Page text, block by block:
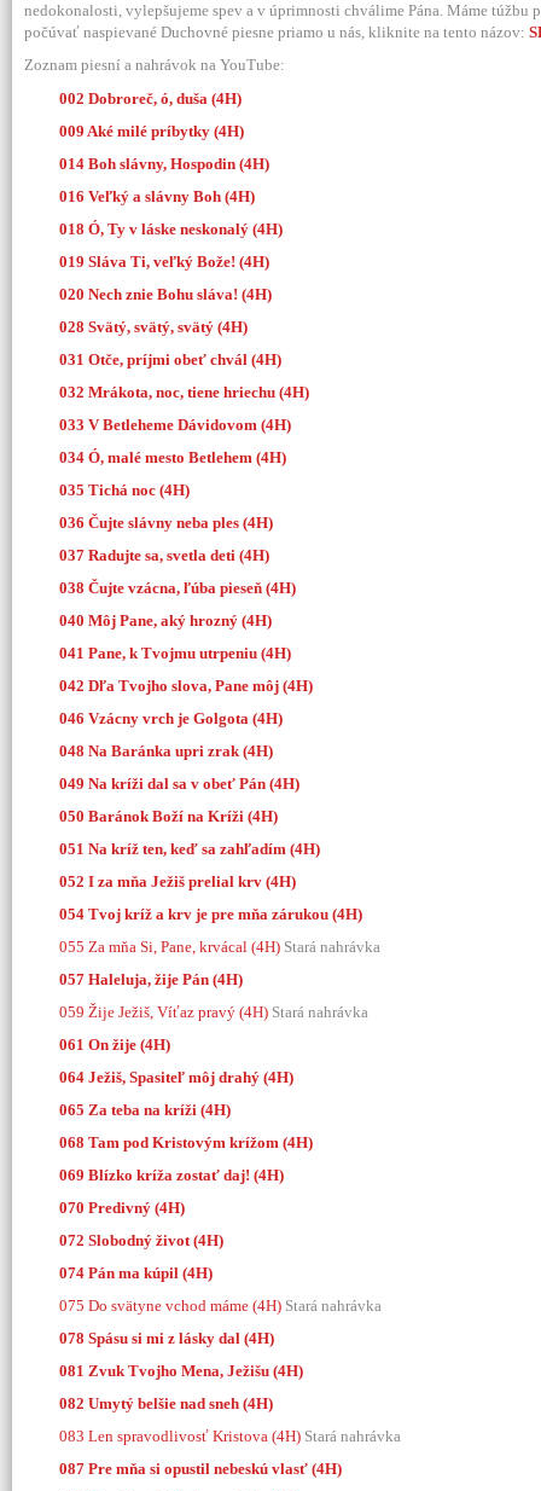
nedokonalosti, vylepšujeme spev a v úprimnosti chválime Pána. Máme
počúvať naspievané Duchovné piesne priamo u nás, kliknite na tento názov:
Zoznam piesní a nahrávok na YouTube:
002 Dobroreč, ó, duša (4H)
009 Aké milé príbytky (4H)
014 Boh slávny, Hospodin (4H)
016 Veľký a slávny Boh (4H)
018 Ó, Ty v láske neskonalý (4H)
019 Sláva Ti, veľký Bože! (4H)
020 Nech znie Bohu sláva! (4H)
028 Svätý, svätý, svätý (4H)
031 Otče, príjmi obeť chvál (4H)
032 Mrákota, noc, tiene hriechu (4H)
033 V Betleheme Dávidovom (4H)
034 Ó, malé mesto Betlehem (4H)
035 Tichá noc (4H)
036 Čujte slávny neba ples (4H)
037 Radujte sa, svetla deti (4H)
038 Čujte vzácna, ľúba pieseň (4H)
040 Môj Pane, aký hrozný (4H)
041 Pane, k Tvojmu utrpeniu (4H)
042 Dľa Tvojho slova, Pane môj (4H)
046 Vzácny vrch je Golgota (4H)
048 Na Baránka upri zrak (4H)
049 Na kríži dal sa v obeť Pán (4H)
050 Baránok Boží na Kríži (4H)
051 Na kríž ten, keď sa zahľadím (4H)
052 I za mňa Ježiš prelial krv (4H)
054 Tvoj kríž a krv je pre mňa zárukou (4H)
055 Za mňa Si, Pane, krvácal (4H) Stará nahrávka
057 Haleluja, žije Pán (4H)
059 Žije Ježiš, Víťaz pravý (4H) Stará nahrávka
061 On žije (4H)
064 Ježiš, Spasiteľ môj drahý (4H)
065 Za teba na kríži (4H)
068 Tam pod Kristovým krížom (4H)
069 Blízko kríža zostať daj! (4H)
070 Predivný (4H)
072 Slobodný život (4H)
074 Pán ma kúpil (4H)
075 Do svätyne vchod máme (4H) Stará nahrávka
078 Spásu si mi z lásky dal (4H)
081 Zvuk Tvojho Mena, Ježišu (4H)
082 Umytý belšie nad sneh (4H)
083 Len spravodlivosť Kristova (4H) Stará nahrávka
087 Pre mňa si opustil nebeskú vlasť (4H)